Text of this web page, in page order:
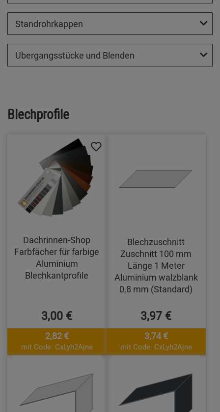
Standrohrkappen
Übergangsstücke und Blenden
Blechprofile
Dachrinnen-Shop
Farbfächer für farbige
Aluminium
Blechkantprofile
3,00 €
2,82 €
mit Code: CxLyh2Ajne
Blechzuschnitt
Zuschnitt 100 mm
Länge 1 Meter
Aluminium walzblank
0,8 mm (Standard)
3,97 €
3,74 €
mit Code: CxLyh2Ajne